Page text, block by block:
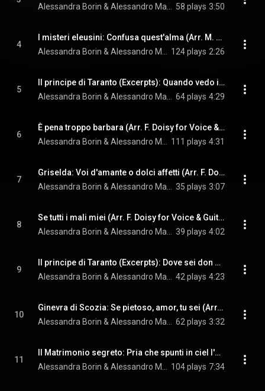
58 plays 3:50
4
I misteri eleusini: Confusa quest'alma (Arr. M. Giuliani for Voice & Guitar)
124 plays 2:26
5
Il principe di Taranto (Excerpts): Quando vedo il pastorello [Arr. M. Giuliani for Voice & Guitar]
64 plays 4:29
6
È pena troppo barbara (Arr. F. Doisy for Voice & Guitar)
111 plays 4:31
7
Griselda: Voi d'amante o dolci affetti (Arr. F. Doisy for Voice & Guitar)
35 plays 3:07
8
Se tutti i mali miei (Arr. F. Doisy for Voice & Guitar)
39 plays 4:02
9
Il principe di Taranto (Excerpts): Dove sei don Sesto amato [Arr. F. Doisy for Voice & Guitar]
42 plays 4:23
10
Ginevra di Scozia: Se pietoso, amor, tu sei (Arr. F. Doisy for Voice & Guitar)
62 plays 3:32
11
Il Matrimonio segreto: Pria che spunti in ciel l'aurora (Arr. M. Giuliani for Voice & Guitar)
104 plays 7:34